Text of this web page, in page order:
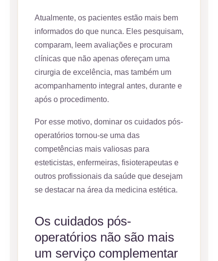
Atualmente, os pacientes estão mais bem
informados do que nunca. Eles pesquisam,
comparam, leem avaliações e procuram
clínicas que não apenas ofereçam uma
cirurgia de excelência, mas também um
acompanhamento integral antes, durante e
após o procedimento.
Por esse motivo, dominar os cuidados pós-
operatórios tornou-se uma das
competências mais valiosas para
esteticistas, enfermeiras, fisioterapeutas e
outros profissionais da saúde que desejam
se destacar na área da medicina estética.
Os cuidados pós-
operatórios não são mais
um serviço complementar